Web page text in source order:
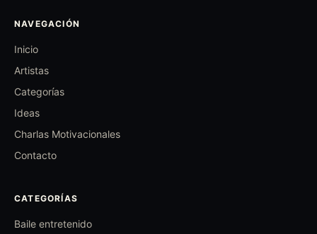
NAVEGACIÓN
Inicio
Artistas
Categorías
Ideas
Charlas Motivacionales
Contacto
CATEGORÍAS
Baile entretenido